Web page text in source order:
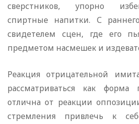
сверстников, упорно
спиртные напитки. С
свидетелем сцен, где его
предметом насмешек и
Реакция отрицательной
рассматриваться как форма
отлична от реакции
стремления привлечь к